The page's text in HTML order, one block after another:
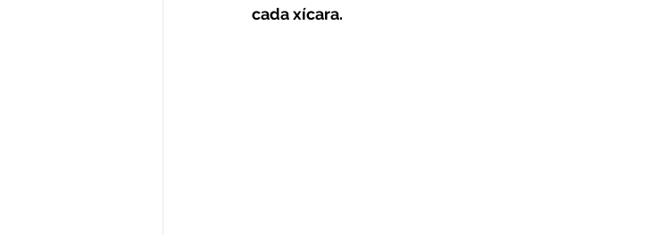
cada xícara.